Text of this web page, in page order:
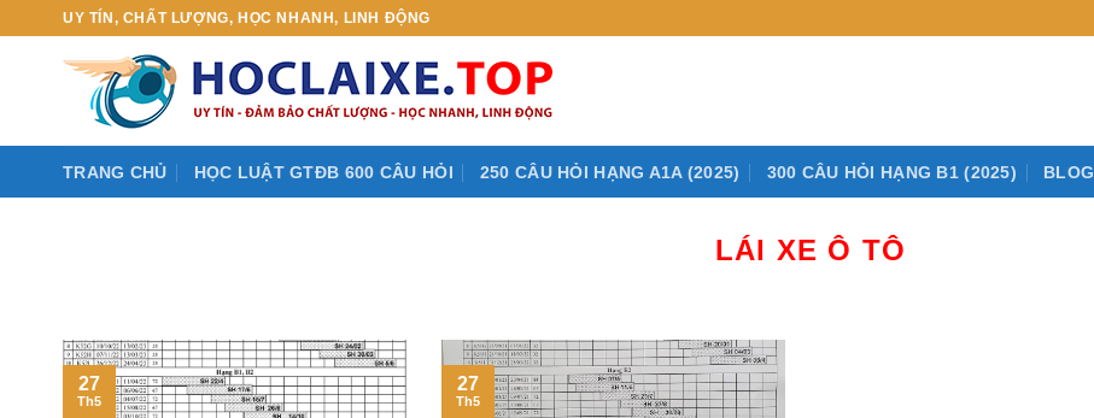
UY TÍN, CHẤT LƯỢNG, HỌC NHANH, LINH ĐỘNG
TRANG CHỦ HỌC LUẬT GTĐB 600 CÂU HỎI 250 CÂU HỎI HẠNG A1A (2025) 300 CÂU HỎI HẠNG B1 (2025) BLOG
LÁI XE Ô TÔ
27
Th5
27
Th5